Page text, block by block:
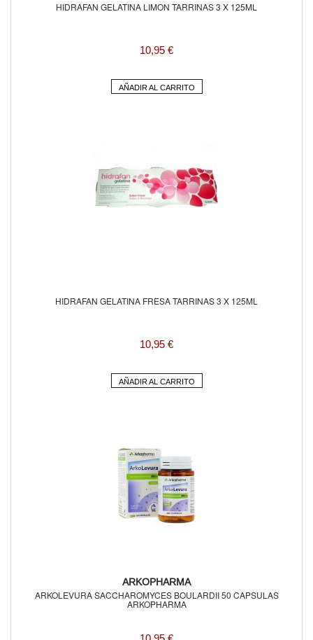
HIDRAFAN GELATINA LIMON TARRINAS 3 X 125ML
10,95 €
AÑADIR AL CARRITO
HIDRAFAN GELATINA FRESA TARRINAS 3 X 125ML
10,95 €
AÑADIR AL CARRITO
ARKOPHARMA
ARKOLEVURA SACCHAROMYCES BOULARDII 50 CAPSULAS
ARKOPHARMA